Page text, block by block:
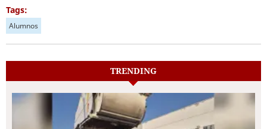
Tags:
Alumnos
TRENDING